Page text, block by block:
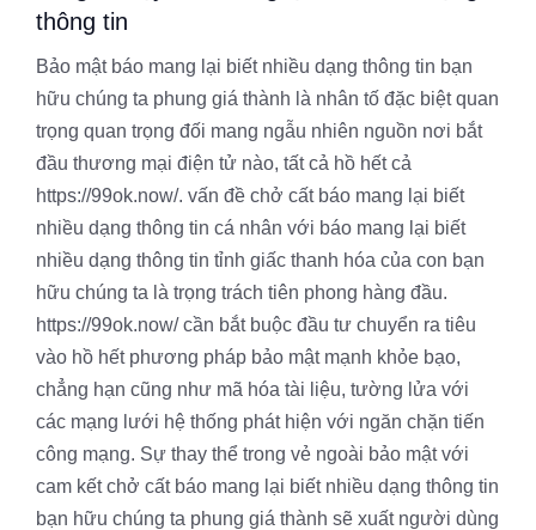
thông tin
Bảo mật báo mang lại biết nhiều dạng thông tin bạn
hữu chúng ta phung giá thành là nhân tố đặc biệt quan
trọng quan trọng đối mang ngẫu nhiên nguồn nơi bắt
đầu thương mại điện tử nào, tất cả hồ hết cả
https://99ok.now/. vấn đề chở cất báo mang lại biết
nhiều dạng thông tin cá nhân với báo mang lại biết
nhiều dạng thông tin tỉnh giấc thanh hóa của con bạn
hữu chúng ta là trọng trách tiên phong hàng đầu.
https://99ok.now/ cần bắt buộc đầu tư chuyển ra tiêu
vào hồ hết phương pháp bảo mật mạnh khỏe bạo,
chẳng hạn cũng như mã hóa tài liệu, tường lửa với
các mạng lưới hệ thống phát hiện với ngăn chặn tiến
công mạng. Sự thay thể trong vẻ ngoài bảo mật với
cam kết chở cất báo mang lại biết nhiều dạng thông tin
bạn hữu chúng ta phung giá thành sẽ xuất người dùng